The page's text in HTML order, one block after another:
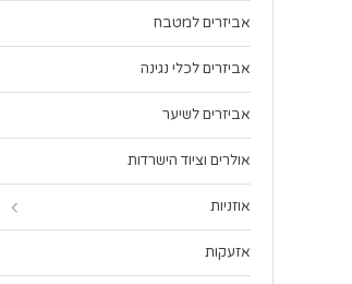
אביזרים למטבח
אביזרים לכלי נגינה
אביזרים לשיער
אולרים וציוד הישרדות
אוזניות
אזעקות